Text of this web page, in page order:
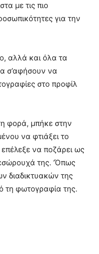
με τις πιο
για την
αλλά και όλα τα
σ’αφήσουν να
στο προφίλ
φορά, μπήκε στην
να φτιάξει το
να ποζάρει ως
της. ‘Όπως
διαδικτυακών της
τη φωτογραφία της.